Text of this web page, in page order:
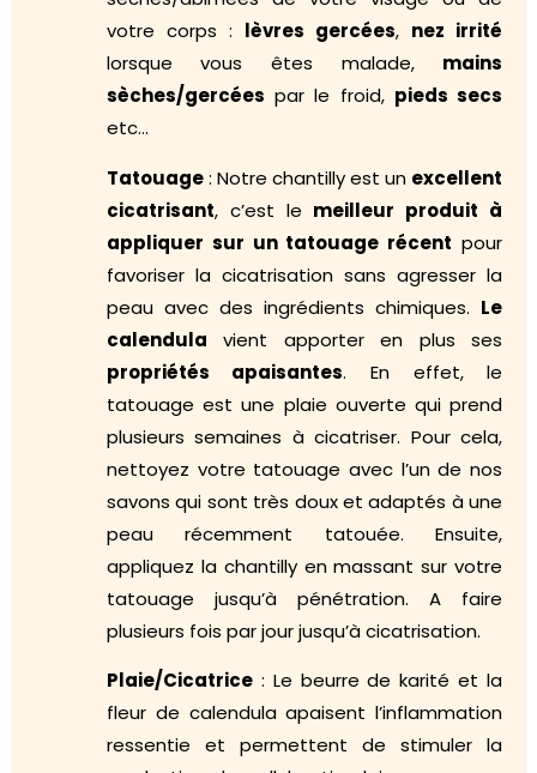
votre corps : lèvres gercées, nez irrité
lorsque vous êtes malade, mains
sèches/gercées par le froid, pieds secs
etc…
Tatouage: Notre chantilly est un excellent
cicatrisant, c’est le meilleur produit à
appliquer sur un tatouage récent pour
favoriser la cicatrisation sans agresser la
peau avec des ingrédients chimiques. Le
calendula vient apporter en plus ses
propriétés apaisantes. En effet, le
tatouage est une plaie ouverte qui prend
plusieurs semaines à cicatriser. Pour cela,
nettoyez votre tatouage avec l’un de nos
savons qui sont très doux et adaptés à une
peau récemment tatouée. Ensuite,
appliquez la chantilly en massant sur votre
tatouage jusqu’à pénétration. A faire
plusieurs fois par jour jusqu’à cicatrisation.
Plaie/Cicatrice: Le beurre de karité et la
fleur de calendula apaisent l’inflammation
ressentie et permettent de stimuler la